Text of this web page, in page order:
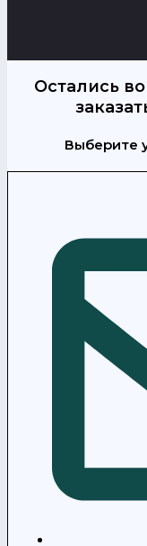
Остались
Выберите